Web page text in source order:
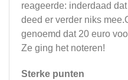
reageerde: inderdaad
deed er verder niks
genoemd dat 20 euro
Ze ging het noteren!
Sterke punten